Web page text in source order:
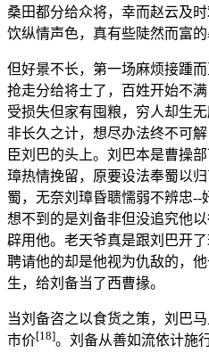
桑田都分给众将，幸而赵云及
饮纵情声色，真有些陡然而富的
但好景不长，第一场麻烦接踵
抢走分给将士了，百姓开始不
受损失但家有囤粮，穷人却生
非长久之计，想尽办法终不可
臣刘巴的头上。刘巴本是曹操
璋热情挽留，原要设法奉蜀以
蜀，无奈刘璋昏聩懦弱不辨忠--
想不到的是刘备非但没追究他
辟用他。老天爷真是跟刘巴开
聘请他的却是他视为仇敌的，
生，给刘备当了西曹掾。
当刘备咨之以食货之策，刘巴
市价[18]。刘备从善如流依计施